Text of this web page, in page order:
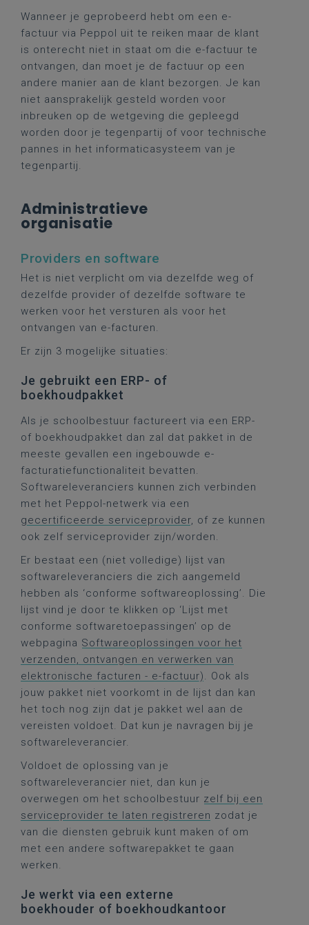
Wanneer je geprobeerd hebt om een e-
factuur via Peppol uit te reiken maar de klant
is onterecht niet in staat om die e-factuur te
ontvangen, dan moet je de factuur op een
andere manier aan de klant bezorgen. Je kan
niet aansprakelijk gesteld worden voor
inbreuken op de wetgeving die gepleegd
worden door je tegenpartij of voor technische
pannes in het informaticasysteem van je
tegenpartij.
Administratieve
organisatie
Providers en software
Het is niet verplicht om via dezelfde weg of
dezelfde provider of dezelfde software te
werken voor het versturen als voor het
ontvangen van e-facturen.
Er zijn 3 mogelijke situaties:
Je gebruikt een ERP- of
boekhoudpakket
Als je schoolbestuur factureert via een ERP-
of boekhoudpakket dan zal dat pakket in de
meeste gevallen een ingebouwde e-
facturatiefunctionaliteit bevatten.
Softwareleveranciers kunnen zich verbinden
met het Peppol-netwerk via een
gecertificeerde serviceprovider, of ze kunnen
ook zelf serviceprovider zijn/worden.
Er bestaat een (niet volledige) lijst van
softwareleveranciers die zich aangemeld
hebben als ‘conforme softwareoplossing’. Die
lijst vind je door te klikken op ‘Lijst met
conforme softwaretoepassingen’ op de
webpagina Softwareoplossingen voor het
verzenden, ontvangen en verwerken van
elektronische facturen - e-factuur). Ook als
jouw pakket niet voorkomt in de lijst dan kan
het toch nog zijn dat je pakket wel aan de
vereisten voldoet. Dat kun je navragen bij je
softwareleverancier.
Voldoet de oplossing van je
softwareleverancier niet, dan kun je
overwegen om het schoolbestuur zelf bij een
serviceprovider te laten registreren zodat je
van die diensten gebruik kunt maken of om
met een andere softwarepakket te gaan
werken.
Je werkt via een externe
boekhouder of boekhoudkantoor